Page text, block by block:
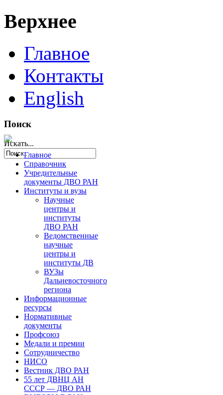
Верхнее
Главное
Контакты
English
Поиск
Искать...
Главное
Справочник
Учредительные
документы ДВО РАН
Институты и вузы
Научные
центры и
институты
ДВО РАН
Ведомственные
научные
центры и
институты ДВ
ВУЗы
Дальневосточного
региона
Информационные
ресурсы
Нормативные
документы
Профсоюз
Медали и премии
Сотрудничество
НИСО
Вестник ДВО РАН
55 лет ДВНЦ АН
СССР — ДВО РАН